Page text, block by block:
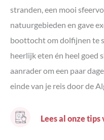
stranden, een mooi
natuurgebieden en gave
boottocht om dolfijnen te
heerlijk eten én heel goed
aanrader om een paar
einde van je reis door de
Lees al onze